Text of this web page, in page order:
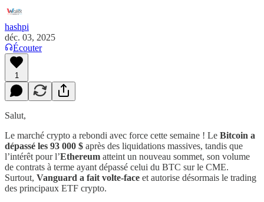
hashpi
déc. 03, 2025
Écouter
1
Salut,
​Le marché crypto a rebondi avec force cette semaine ! Le Bitcoin a
dépassé les 93 000 $ après des liquidations massives, tandis que
l’intérêt pour l’Ethereum atteint un nouveau sommet, son volume
de contrats à terme ayant dépassé celui du BTC sur le CME.
Surtout, Vanguard a fait volte-face et autorise désormais le trading
des principaux ETF crypto.